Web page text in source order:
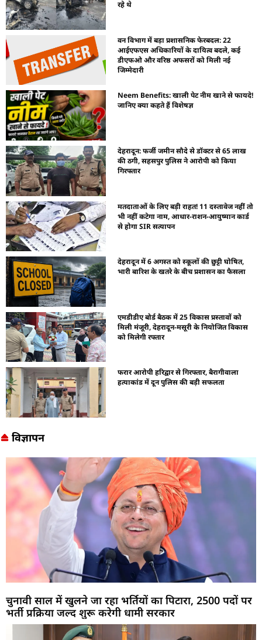
रहे थे
वन विभाग में बड़ा प्रशासनिक फेरबदल: 22
आईएफएस अधिकारियों के दायित्व बदले, कई
डीएफओ और वरिष्ठ अफसरों को मिली नई
जिम्मेदारी
Neem Benefits: खाली पेट नीम खाने से फायदे!
जानिए क्या कहते हैं विशेषज्ञ
देहरादून: फर्जी जमीन सौदे से डॉक्टर से 65 लाख
की ठगी, सहसपुर पुलिस ने आरोपी को किया
गिरफ्तार
मतदाताओं के लिए बड़ी राहत! 11 दस्तावेज नहीं तो
भी नहीं कटेगा नाम, आधार-राशन-आयुष्मान कार्ड
से होगा SIR सत्यापन
देहरादून में 6 अगस्त को स्कूलों की छुट्टी घोषित,
भारी बारिश के खतरे के बीच प्रशासन का फैसला
एमडीडीए बोर्ड बैठक में 25 विकास प्रस्तावों को
मिली मंजूरी, देहरादून-मसूरी के नियोजित विकास
को मिलेगी रफ्तार
फरार आरोपी हरिद्वार से गिरफ्तार, बैरागीवाला
हत्याकांड में दून पुलिस की बड़ी सफलता
विज्ञापन
चुनावी साल में खुलने जा रहा भर्तियों का पिटारा, 2500 पदों पर
भर्ती प्रक्रिया जल्द शुरू करेगी धामी सरकार